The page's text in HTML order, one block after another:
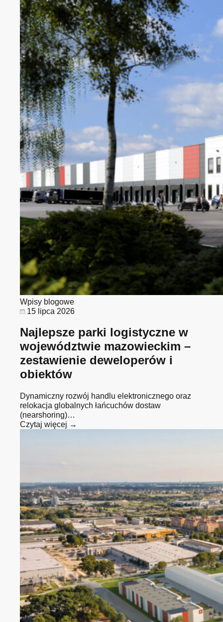
Wpisy blogowe
15 lipca 2026
Najlepsze parki logistyczne w
województwie mazowieckim –
zestawienie deweloperów i
obiektów
Dynamiczny rozwój handlu elektronicznego oraz
relokacja globalnych łańcuchów dostaw
(nearshoring)…
Czytaj więcej →